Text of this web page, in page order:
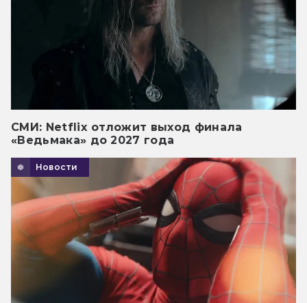
СМИ: Netflix отложит выход финала
«Ведьмака» до 2027 года
Новости